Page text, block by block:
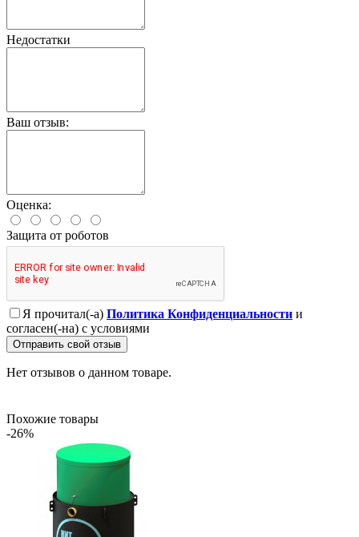
Недостатки
Ваш отзыв:
Оценка:
Защита от роботов
Я прочитал(-а) Политика Конфиденциальности и
согласен(-на) с условиями
Отправить свой отзыв
Нет отзывов о данном товаре.
Похожие товары
-26%